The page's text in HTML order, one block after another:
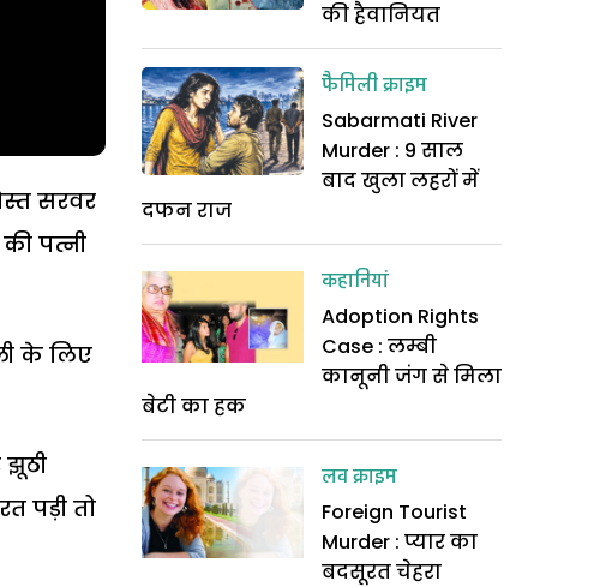
सरवर
पत्नी
के लिए
पड़ी तो
की हैवानियत
फैमिली क्राइम
Sabarmati River
Murder : 9 साल
बाद खुला लहरों में
दफन राज
कहानियां
Adoption Rights
Case : लम्बी
कानूनी जंग से मिला
बेटी का हक
लव क्राइम
Foreign Tourist
Murder : प्यार का
बदसूरत चेहरा